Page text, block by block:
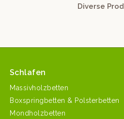
Diverse
Schlafen
Massivholzbetten
Boxspringbetten & Polsterbetten
Mondholzbetten